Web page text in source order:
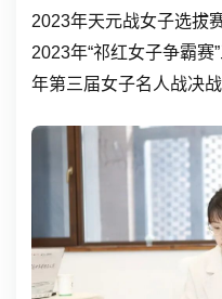
2023年天元战女子选拔
2023年“祁红女子争霸
年第三届女子名人战决